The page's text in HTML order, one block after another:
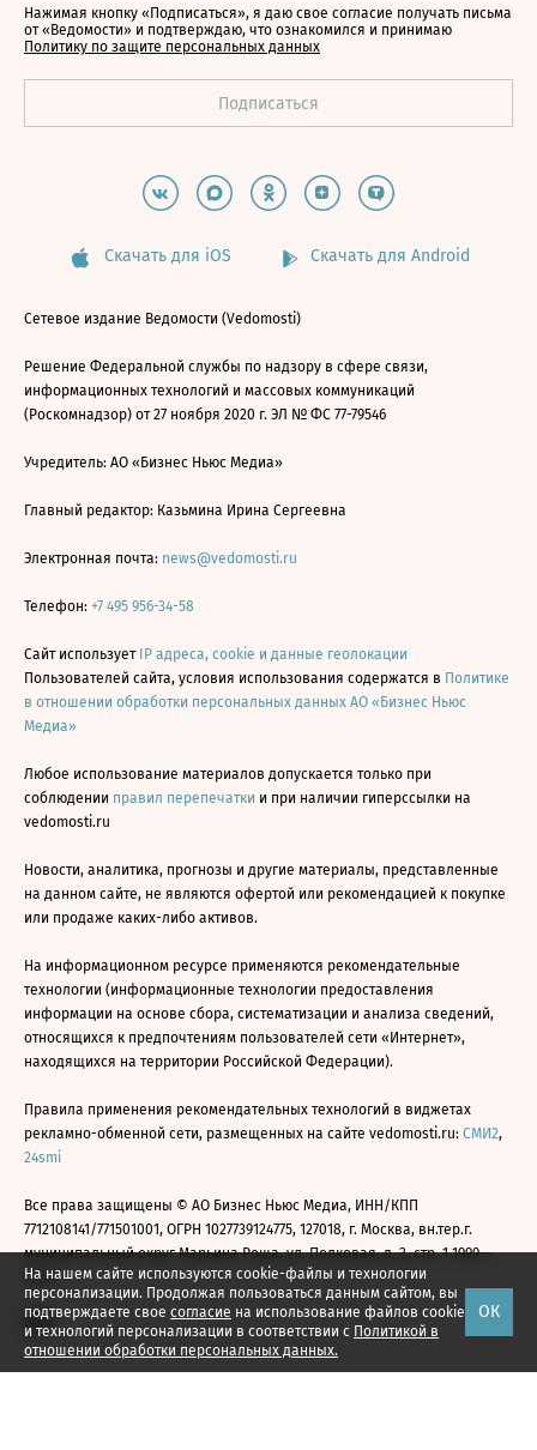
На нашем сайте используются cookie-файлы и технологии
персонализации. Продолжая пользоваться данным сайтом, вы
подтверждаете свое согласие на использование файлов cookie
и технологий персонализации в соответствии с Политикой в
отношении обработки персональных данных.
ОК
Нажимая кнопку «Подписаться», я даю свое согласие получать письма
от «Ведомости» и подтверждаю, что ознакомился и принимаю
Политику по защите персональных данных
Скачать для iOS Скачать для Android
Сетевое издание Ведомости (Vedomosti)
Решение Федеральной службы по надзору в сфере связи,
информационных технологий и массовых коммуникаций
(Роскомнадзор) от 27 ноября 2020 г. ЭЛ № ФС 77-79546
Учредитель: АО «Бизнес Ньюс Медиа»
Главный редактор: Казьмина Ирина Сергеевна
Электронная почта: news@vedomosti.ru
Телефон: +7 495 956-34-58
Сайт использует IP адреса, cookie и данные геолокации
Пользователей сайта, условия использования содержатся в Политике
в отношении обработки персональных данных АО «Бизнес Ньюс
Медиа»
Любое использование материалов допускается только при
соблюдении правил перепечатки и при наличии гиперссылки на
vedomosti.ru
Новости, аналитика, прогнозы и другие материалы, представленные
на данном сайте, не являются офертой или рекомендацией к покупке
или продаже каких-либо активов.
На информационном ресурсе применяются рекомендательные
технологии (информационные технологии предоставления
информации на основе сбора, систематизации и анализа сведений,
относящихся к предпочтениям пользователей сети «Интернет»,
находящихся на территории Российской Федерации).
Правила применения рекомендательных технологий в виджетах
рекламно-обменной сети, размещенных на сайте vedomosti.ru: СМИ2,
24smi
Все права защищены © АО Бизнес Ньюс Медиа, ИНН/КПП
7712108141/771501001, ОГРН 1027739124775, 127018, г. Москва, вн.тер.г.
муниципальный округ Марьина Роща, ул. Полковая, д. 3, стр. 1 1999—
2026